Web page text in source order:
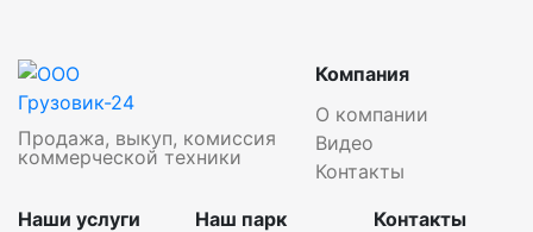
Продажа, выкуп, комиссия
коммерческой техники
Компания
О компании
Видео
Контакты
Наши услуги
Наш парк
Контакты